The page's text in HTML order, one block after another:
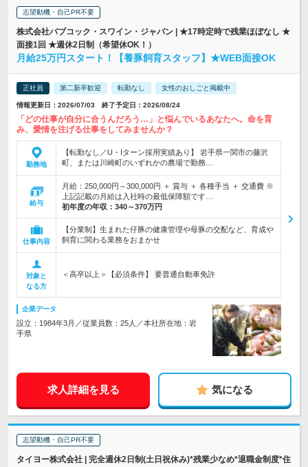
志望動機・自己PR不要
株式会社バブコック・スワイン・ジャパン | ★17時定時で残業ほぼなし ★
面接1回 ★週休2日制（希望休OK！）
月給25万円スタート！【養豚飼育スタッフ】★WEB面接OK
正社員 第二新卒歓迎 転勤なし 女性のおしごと掲載中
情報更新日：2026/07/03 終了予定日：2026/08/24
「どの仕事が自分に合うんだろう…」と悩んでいるあなたへ。命を育
み、愛情を注げる仕事をしてみませんか？
勤務地
【転勤なし／U・Iターン採用実績あり】 岩手県一関市の藤沢
町、または川崎町のいずれかの農場で勤務…
給与
月給：250,000円～300,000円 ＋ 賞与 ＋ 各種手当 ＋ 交通費 ※
上記記載の月給は入社時の最低保障額です…
初年度の年収： 340～370万円
仕事内容
【分業制】生まれた仔豚の健康管理や母豚の交配など、育成や
飼育に関わる業務をおまかせ
対象と
なる方
＜高卒以上＞【必須条件】 要普通自動車免許
企業データ
設立：1984年3月／従業員数：25人／本社所在地：岩
手県
求人詳細を見る 気になる
志望動機・自己PR不要
タイヨー株式会社 | 完全週休2日制(土日祝休み)*残業少なめ*退職金制度*住